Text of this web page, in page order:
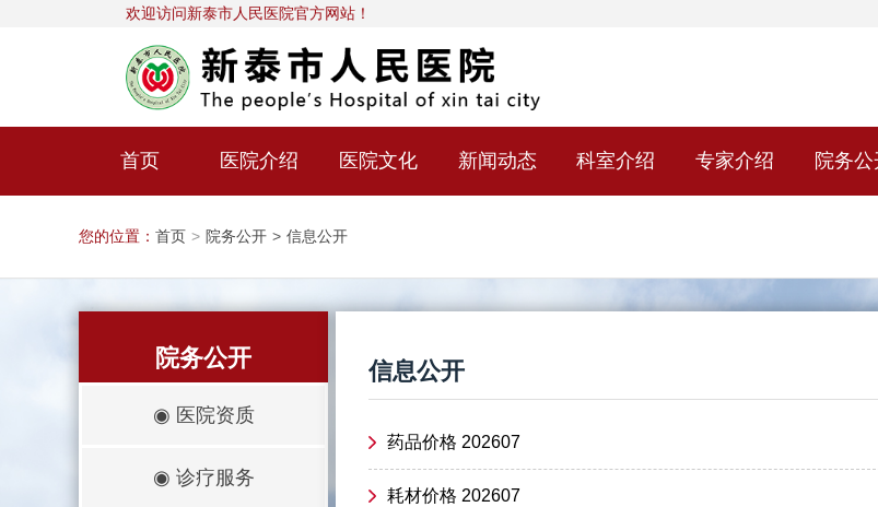
欢迎访问新泰市人民医院官方网站！
首页 医院介绍 医院文化 新闻动态 科室介绍 专家介绍 院务
您的位置： 首页 > 院务公开 > 信息公开
院务公开
◉ 医院资质
◉ 诊疗服务
信息公开
药品价格 202607
耗材价格 202607